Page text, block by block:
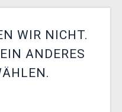
WIR NICHT.
ANDERES